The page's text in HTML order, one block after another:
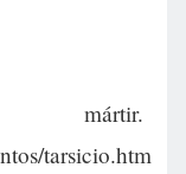
mártir.
tarsicio.htm